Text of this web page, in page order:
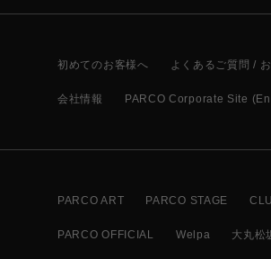
初めてのお客様へ よくあるご質問 /
会社情報 PARCO Corporate Site
PARCO ART PARCO STAGE
PARCO OFFICIAL Welpa 大丸松